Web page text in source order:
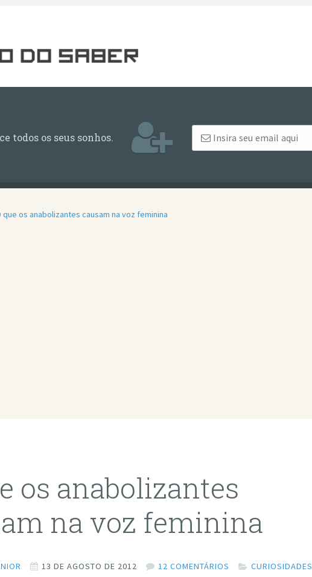
todos os seus sonhos.
que os anabolizantes causam na voz feminina
os anabolizantes
na voz feminina
13 DE AGOSTO DE 2012 12 COMENTÁRIOS CURIOSIDADES